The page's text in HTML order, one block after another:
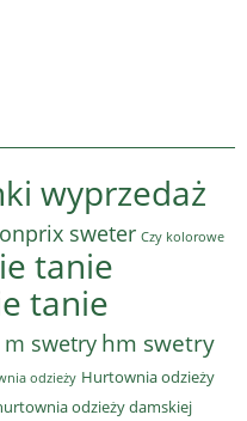
wyprzedaż
sweter Czy kolorowe
tanie
tanie
m swetry hm swetry
odzieży Hurtownia odzieży
odzieży damskiej